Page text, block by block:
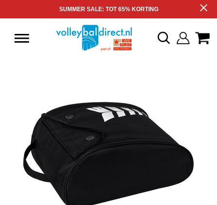
SUMMER SALE: TOT 65% KORTING